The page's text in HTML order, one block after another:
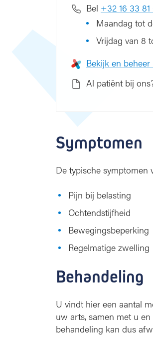
Bel +32 16 33 81
Maandag tot
Vrijdag van 8
Bekijk en
Al patiënt bij
Symptomen
De typische symptomen
Pijn bij belasting
Ochtendstijfheid
Bewegingsbeperking
Regelmatige zwelling
Behandeling
U vindt hier een aantal
uw arts, samen met u
behandeling kan dus